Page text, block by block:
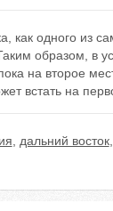
как одного из
образом, в
на второе
встать на
дальний восток,